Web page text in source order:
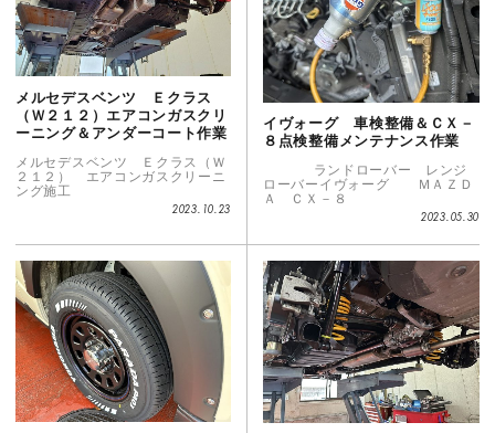
メルセデスベンツ Ｅクラス
（Ｗ２１２）エアコンガスクリ
ーニング＆アンダーコート作業
メルセデスベンツ Ｅクラス（Ｗ
２１２） エアコンガスクリーニ
ング施工
2023.10.23
イヴォーグ 車検整備＆ＣＸ－
８点検整備メンテナンス作業
ランドローバー レンジ
ローバーイヴォーグ ＭＡＺＤ
Ａ ＣＸ－８
2023.05.30